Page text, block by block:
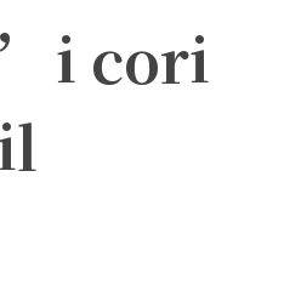
i cori